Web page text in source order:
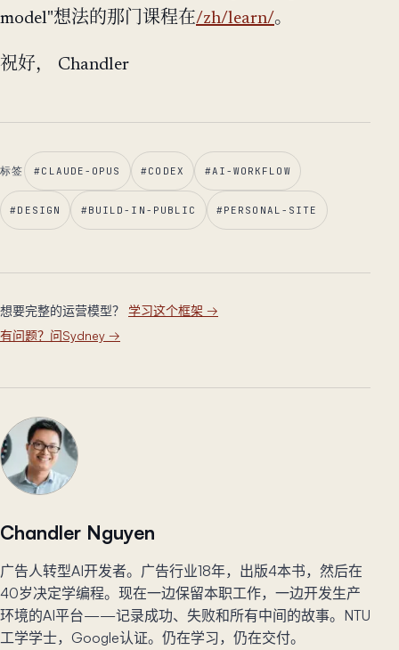
model"想法的那门课程在/zh/learn/。
祝好， Chandler
标签 #CLAUDE-OPUS #CODEX #AI-WORKFLOW
#DESIGN #BUILD-IN-PUBLIC #PERSONAL-SITE
想要完整的运营模型？ 学习这个框架 →
有问题？问Sydney →
Chandler Nguyen
广告人转型AI开发者。广告行业18年，出版4本书，然后在
40岁决定学编程。现在一边保留本职工作，一边开发生产
环境的AI平台——记录成功、失败和所有中间的故事。NTU
工学学士，Google认证。仍在学习，仍在交付。